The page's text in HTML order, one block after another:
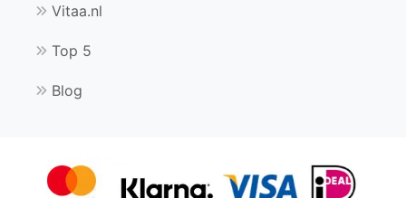
Vitaa.nl
Top 5
Blog